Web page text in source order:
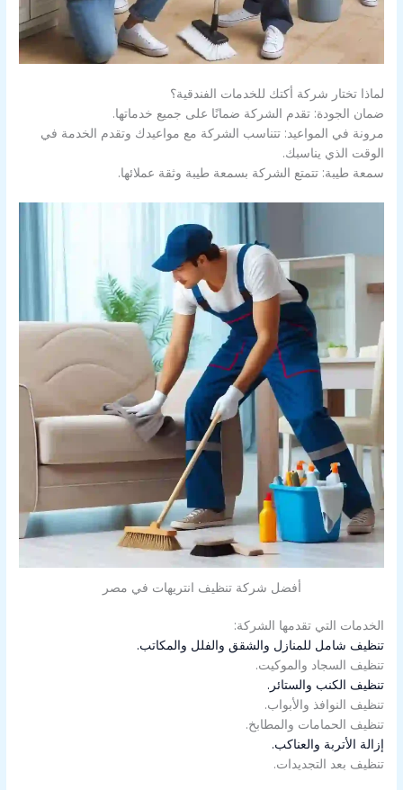
لماذا تختار شركة أكتك للخدمات الفندقية؟
ضمان الجودة: تقدم الشركة ضمانًا على جميع خدماتها.
مرونة في المواعيد: تتناسب الشركة مع مواعيدك وتقدم الخدمة في
الوقت الذي يناسبك.
سمعة طيبة: تتمتع الشركة بسمعة طيبة وثقة عملائها.
أفضل شركة تنظيف انتريهات في مصر
الخدمات التي تقدمها الشركة:
تنظيف شامل للمنازل والشقق والفلل والمكاتب.
تنظيف السجاد والموكيت.
تنظيف الكنب والستائر.
تنظيف النوافذ والأبواب.
تنظيف الحمامات والمطابخ.
إزالة الأتربة والعناكب.
تنظيف بعد التجديدات.